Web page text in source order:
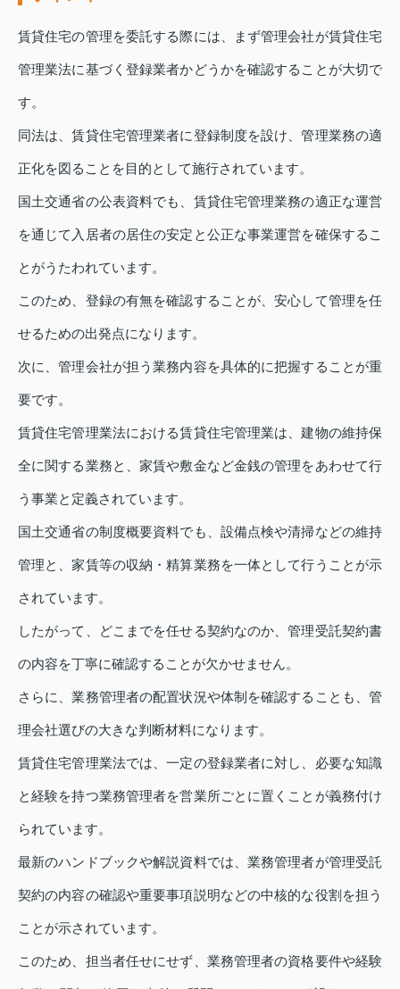
賃貸住宅の管理を委託する際には、まず管理会社が賃貸住宅
管理業法に基づく登録業者かどうかを確認することが大切で
す。
同法は、賃貸住宅管理業者に登録制度を設け、管理業務の適
正化を図ることを目的として施行されています。
国土交通省の公表資料でも、賃貸住宅管理業務の適正な運営
を通じて入居者の居住の安定と公正な事業運営を確保するこ
とがうたわれています。
このため、登録の有無を確認することが、安心して管理を任
せるための出発点になります。
次に、管理会社が担う業務内容を具体的に把握することが重
要です。
賃貸住宅管理業法における賃貸住宅管理業は、建物の維持保
全に関する業務と、家賃や敷金など金銭の管理をあわせて行
う事業と定義されています。
国土交通省の制度概要資料でも、設備点検や清掃などの維持
管理と、家賃等の収納・精算業務を一体として行うことが示
されています。
したがって、どこまでを任せる契約なのか、管理受託契約書
の内容を丁寧に確認することが欠かせません。
さらに、業務管理者の配置状況や体制を確認することも、管
理会社選びの大きな判断材料になります。
賃貸住宅管理業法では、一定の登録業者に対し、必要な知識
と経験を持つ業務管理者を営業所ごとに置くことが義務付け
られています。
最新のハンドブックや解説資料では、業務管理者が管理受託
契約の内容の確認や重要事項説明などの中核的な役割を担う
ことが示されています。
このため、担当者任せにせず、業務管理者の資格要件や経験